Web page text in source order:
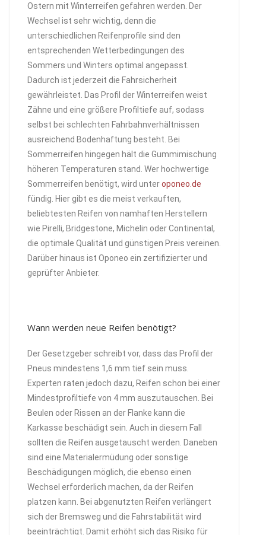
Ostern mit Winterreifen gefahren werden. Der
Wechsel ist sehr wichtig, denn die
unterschiedlichen Reifenprofile sind den
entsprechenden Wetterbedingungen des
Sommers und Winters optimal angepasst.
Dadurch ist jederzeit die Fahrsicherheit
gewährleistet. Das Profil der Winterreifen weist
Zähne und eine größere Profiltiefe auf, sodass
selbst bei schlechten Fahrbahnverhältnissen
ausreichend Bodenhaftung besteht. Bei
Sommerreifen hingegen hält die Gummimischung
höheren Temperaturen stand. Wer hochwertige
Sommerreifen benötigt, wird unteroponeo.de
fündig. Hier gibt es die meist verkauften,
beliebtesten Reifen von namhaften Herstellern
wie Pirelli, Bridgestone, Michelin oder Continental,
die optimale Qualität und günstigen Preis vereinen.
Darüber hinaus ist Oponeo ein zertifizierter und
geprüfter Anbieter.
Wann werden neue Reifen benötigt?
Der Gesetzgeber schreibt vor, dass das Profil der
Pneus mindestens 1,6 mm tief sein muss.
Experten raten jedoch dazu, Reifen schon bei einer
Mindestprofiltiefe von 4 mm auszutauschen. Bei
Beulen oder Rissen an der Flanke kann die
Karkasse beschädigt sein. Auch in diesem Fall
sollten die Reifen ausgetauscht werden. Daneben
sind eine Materialermüdung oder sonstige
Beschädigungen möglich, die ebenso einen
Wechsel erforderlich machen, da der Reifen
platzen kann. Bei abgenutzten Reifen verlängert
sich der Bremsweg und die Fahrstabilität wird
beeinträchtigt. Damit erhöht sich das Risiko für